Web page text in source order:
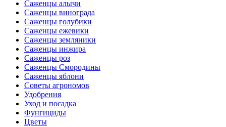
Саженцы алычи
Саженцы винограда
Саженцы голубики
Саженцы ежевики
Саженцы земляники
Саженцы инжира
Саженцы роз
Саженцы Смородины
Саженцы яблони
Советы агрономов
Удобрения
Уход и посадка
Фунгициды
Цветы